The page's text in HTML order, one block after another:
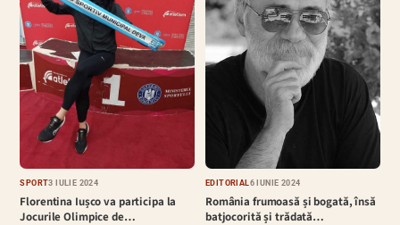
SPORT3 IULIE 2024
Florentina Iușco va participa la
Jocurile Olimpice de…
EDITORIAL 6 IUNIE 2024
România frumoasă și bogată, însă
batjocorită și trădată…